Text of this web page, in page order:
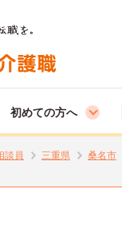
初めての方へ
談員 三重県 桑名市